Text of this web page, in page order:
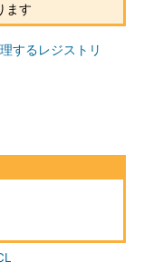
ます
するレジストリ